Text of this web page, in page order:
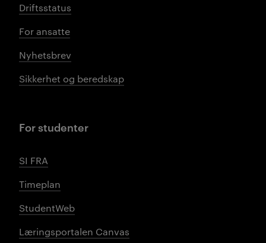
Driftsstatus
For ansatte
Nyhetsbrev
Sikkerhet og beredskap
For studenter
SI FRA
Timeplan
StudentWeb
Læringsportalen Canvas